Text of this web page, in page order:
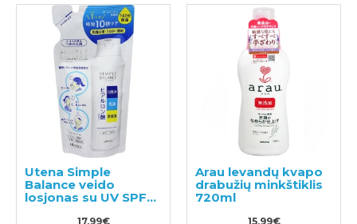
Utena Simple
Balance veido
losjonas su UV SPF5
užpildu 200ml
17,99€
Arau levandų kvapo
drabužių minkštiklis
720ml
15,99€